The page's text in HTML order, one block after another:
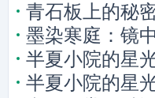
青石板上的秘
墨染寒庭：镜
半夏小院的星
半夏小院的星